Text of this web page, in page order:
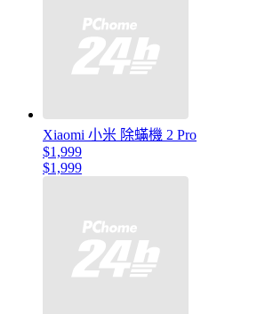
Xiaomi 小米 除蟎機 2 Pro
$1,999
$1,999